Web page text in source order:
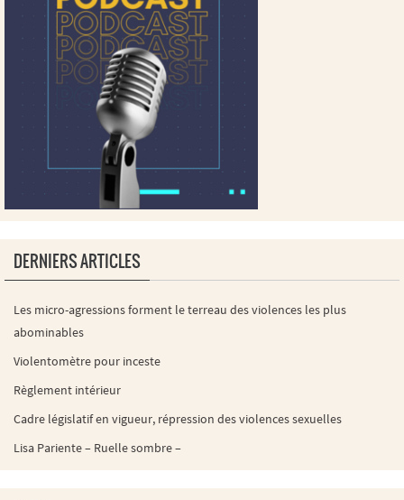
DERNIERS ARTICLES
Les micro-agressions forment le terreau des violences les plus
abominables
Violentomètre pour inceste
Règlement intérieur
Cadre législatif en vigueur, répression des violences sexuelles
Lisa Pariente – Ruelle sombre –